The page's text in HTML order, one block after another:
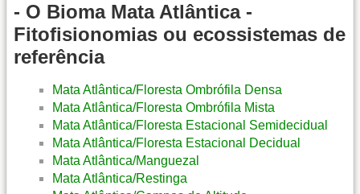
- O Bioma Mata Atlântica -
Fitofisionomias ou ecossistemas de
referência
Mata Atlântica/Floresta Ombrófila Densa
Mata Atlântica/Floresta Ombrófila Mista
Mata Atlântica/Floresta Estacional Semidecidual
Mata Atlântica/Floresta Estacional Decidual
Mata Atlântica/Manguezal
Mata Atlântica/Restinga